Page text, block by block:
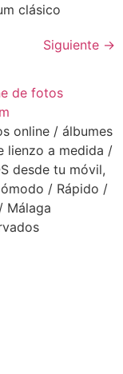
clásico
Siguiente →
online / álbumes
lienzo a medida /
desde tu móvil,
/ Rápido /
Málaga